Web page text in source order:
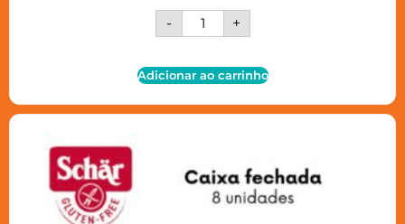
- +
Adicionar ao carrinho